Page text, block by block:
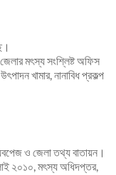
মৎস্য সংশ্লিষ্ট অফিস
খামার, নানাবিধ প্রকল্প
ও জেলা তথ্য বাতায়ন।
২০১০, মৎস্য অধিদপ্তর,